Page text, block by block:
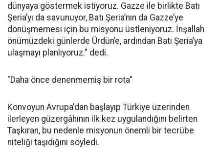
dünyaya göstermek istiyoruz. Gazze ile birlikte Batı
Şeria’yı da savunuyor, Batı Şeria’nın da Gazze’ye
dönüşmemesi için bu misyonu üstleniyoruz. İnşallah
önümüzdeki günlerde Ürdün’e, ardından Batı Şeria’ya
ulaşmayı planlıyoruz." dedi.
"Daha önce denenmemiş bir rota"
Konvoyun Avrupa'dan başlayıp Türkiye üzerinden
ilerleyen güzergâhının ilk kez uygulandığını belirten
Taşkıran, bu nedenle misyonun önemli bir tecrübe
niteliği taşıdığını söyledi.